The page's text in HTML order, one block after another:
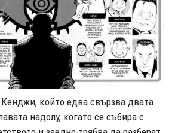
който едва свързва двата
надолу, когато се събира с